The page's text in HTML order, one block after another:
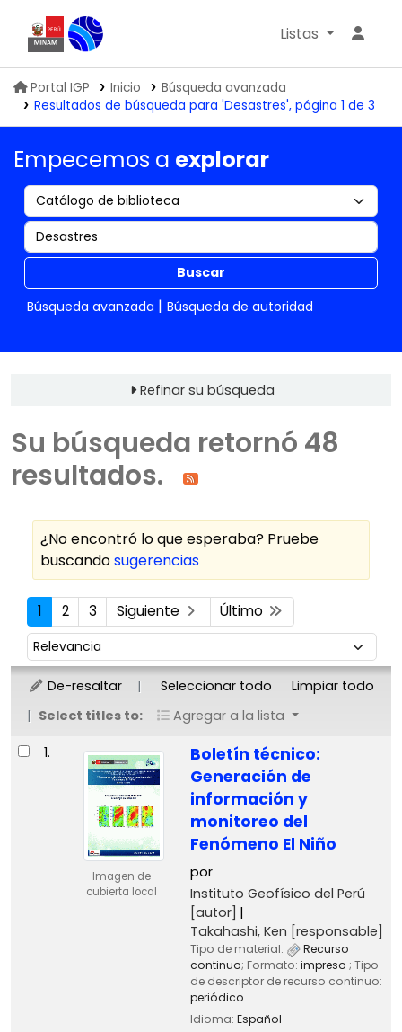
Biblioteca IGP
Listas
Portal IGP Inicio
Búsqueda avanzada
Resultados de búsqueda para 'Desastres', página 1 de 3
Empecemos a explorar
Buscar
Búsqueda avanzada
Búsqueda de autoridad
Refinar su búsqueda
Su búsqueda retornó 48
resultados.
¿No encontró lo que esperaba? Pruebe
buscandosugerencias
Ordenar
1 2 3 Siguiente Último
Ordenar por:
De-resaltar Seleccionar todo
Limpiar todo
Select titles to:
Agregar a la lista
Resultados
1.
Imagen de
cubierta local
Boletín técnico:
Generación de
información y
monitoreo del
Fenómeno El Niño
por
Instituto Geofísico del Perú
[autor]
Takahashi, Ken [responsable]
Tipo de material:
Recurso
continuo; Formato: impreso ; Tipo
de descriptor de recurso continuo:
periódico
Idioma: Español